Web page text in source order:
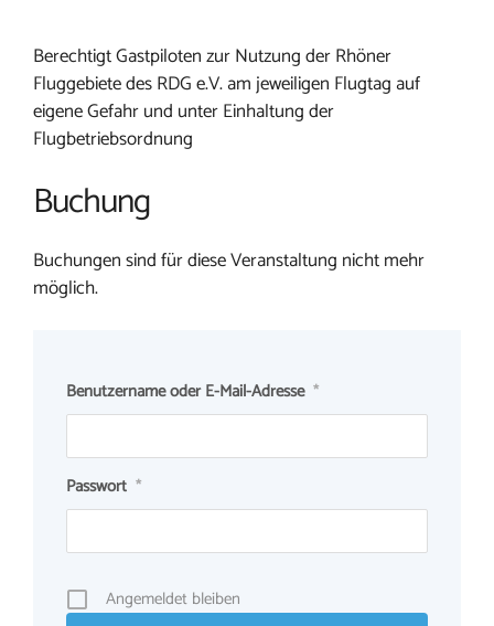
Berechtigt Gastpiloten zur Nutzung der Rhöner
Fluggebiete des RDG e.V. am jeweiligen Flugtag auf
eigene Gefahr und unter Einhaltung der
Flugbetriebsordnung
Buchung
Buchungen sind für diese Veranstaltung nicht mehr
möglich.
Benutzername oder E-Mail-Adresse *
Passwort *
Angemeldet bleiben